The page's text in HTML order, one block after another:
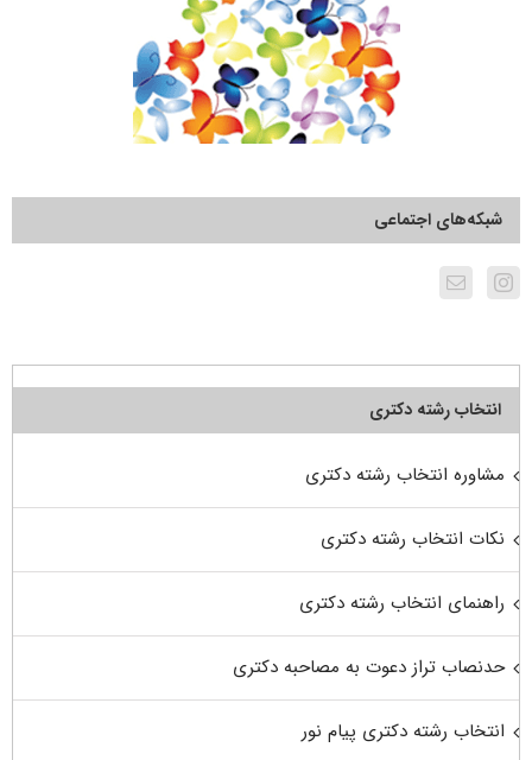
شبکه‌های اجتماعی
انتخاب رشته دکتری
مشاوره انتخاب رشته دکتری
نکات انتخاب رشته دکتری
راهنمای انتخاب رشته دکتری
حدنصاب تراز دعوت به مصاحبه دکتری
انتخاب رشته دکتری پیام نور